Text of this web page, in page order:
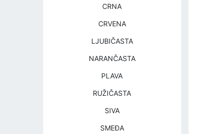
CRNA
CRVENA
LJUBIČASTA
NARANČASTA
PLAVA
RUŽIČASTA
SIVA
SMEĐA